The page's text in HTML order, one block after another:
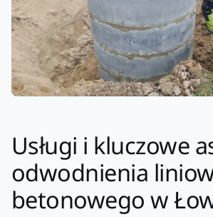
Usługi i kluczowe
odwodnienia
betonowego w